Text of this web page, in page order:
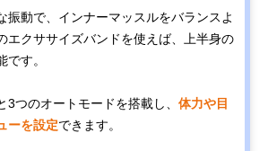
振動で、インナーマッスルをバランスよ
エクササイズバンドを使えば、上半身の
です。
3つのオートモードを搭載し、 体力や目
ーを設定できます。